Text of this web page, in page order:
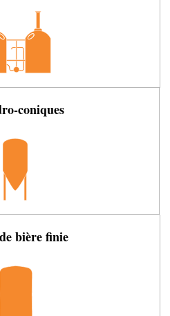
coniques
bière finie